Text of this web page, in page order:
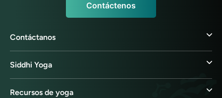
Contáctenos
Contáctanos
Siddhi Yoga
Recursos de yoga